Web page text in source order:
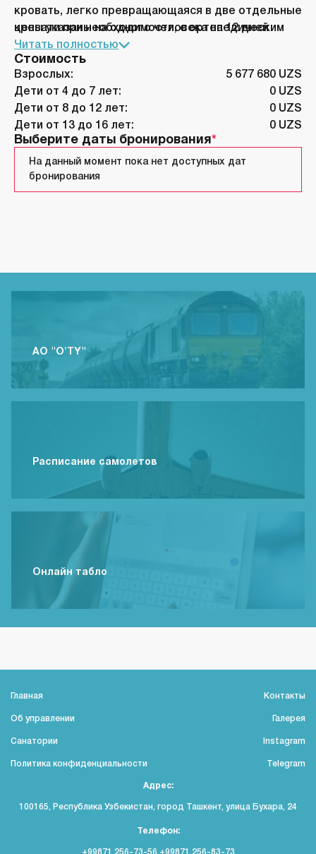
кровать, легко превращающаяся в две отдельные
кровати при необходимости, с ортопедическим
матрасом, мягким диваном, кофейным столиком,
телевизором и ванной комнатой
цены указаны на одного человека на 12 дней
Читать полностью
Стоимость
Взрослых:
5 677 680 UZS
Дети от 4 до 7 лет:
0 UZS
Дети от 8 до 12 лет:
0 UZS
Дети от 13 до 16 лет:
0 UZS
Выберите даты бронирования
На данный момент пока нет доступных дат
бронирования
АО "O'TY"
Расписание самолетов
Онлайн табло
Главная
Об управлении
Санатории
Политика конфиденциальности
Контакты
Галерея
Instagram
Telegram
Адрес:
100165, Республика Узбекистан, город Ташкент, улица Бухара, 24
Телефон:
+99871 256-73-56 +99871 256-83-73